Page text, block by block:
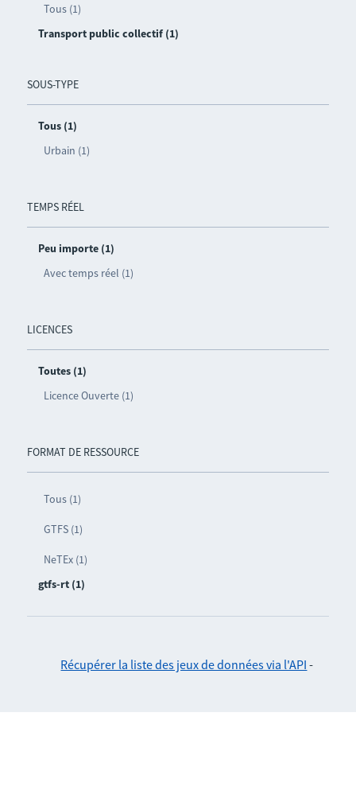
Tous (1)
Transport public collectif (1)
SOUS-TYPE
Tous (1)
Urbain (1)
TEMPS RÉEL
Peu importe (1)
Avec temps réel (1)
LICENCES
Toutes (1)
Licence Ouverte (1)
FORMAT DE RESSOURCE
Tous (1)
GTFS (1)
NeTEx (1)
gtfs-rt (1)
Récupérer la liste des jeux de données via l'API -